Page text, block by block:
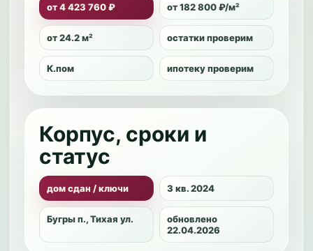
от 4 423 760 ₽ от 182 800 ₽/м²
от 24.2 м² остатки проверим
К.пом ипотеку проверим
Корпус, сроки и
статус
дом сдан / ключи 3 кв. 2024
Бугры п., Тихая ул.
обновлено
22.04.2026